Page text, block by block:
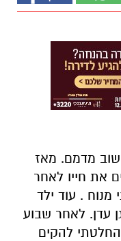
שוב מדמם. מאז
את חייו לאחר
. עוד ילד
עדן. לאחר שבוע
להקים